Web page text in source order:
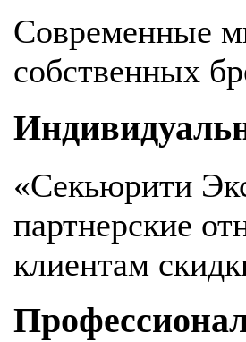
Современные
собственных
«Секьюрити
партнерские
клиентам